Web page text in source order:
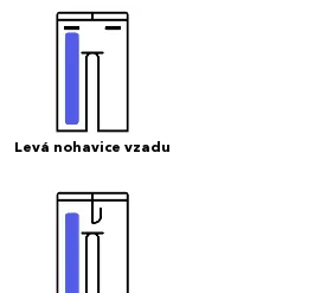
Levá nohavice vzadu